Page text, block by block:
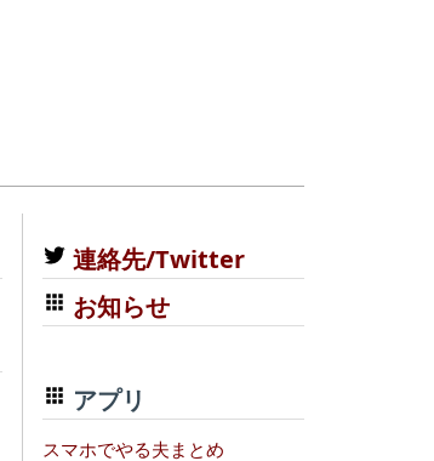
連絡先/Twitter
お知らせ
アプリ
スマホでやる夫まとめ